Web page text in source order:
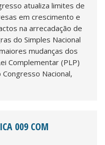
atualiza limites de
em crescimento e
na arrecadação de
do Simples Nacional
mudanças dos
Complementar (PLP)
Nacional,
009 COM